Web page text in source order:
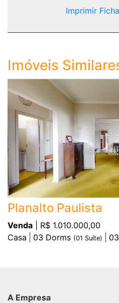
Imprimir
Imóveis
Planalto Paulista
Venda | R$ 1.010.000,00
Casa
03 Dorms (01 Suíte) 03
A Empresa